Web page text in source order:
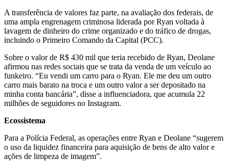
A transferência de valores faz parte, na avaliação dos federais, de
uma ampla engrenagem criminosa liderada por Ryan voltada à
lavagem de dinheiro do crime organizado e do tráfico de drogas,
incluindo o Primeiro Comando da Capital (PCC).
Sobre o valor de R$ 430 mil que teria recebido de Ryan, Deolane
afirmou nas redes sociais que se trata da venda de um veículo ao
funkeiro. “Eu vendi um carro para o Ryan. Ele me deu um outro
carro mais barato na troca e um outro valor a ser depositado na
minha conta bancária”, disse a influenciadora, que acumula 22
milhões de seguidores no Instagram.
Ecossistema
Para a Polícia Federal, as operações entre Ryan e Deolane “sugerem
o uso da liquidez financeira para aquisição de bens de alto valor e
ações de limpeza de imagem”.